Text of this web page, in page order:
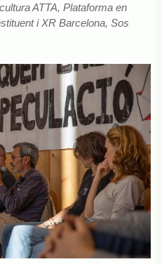
ATTA, Plataforma en
i XR Barcelona, Sos